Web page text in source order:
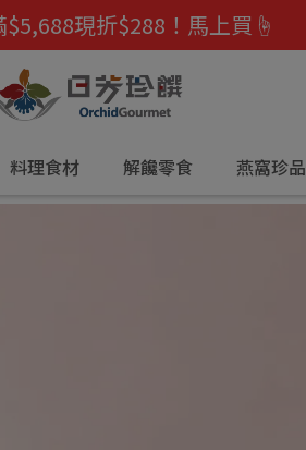
$5,688現折$288！馬上買☝️
料理食材 解饞零食 燕窩珍品